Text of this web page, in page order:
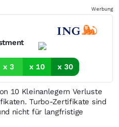
Werbung
x 3 x 10 x 30
10 Kleinanlegern Verluste
Turbo-Zertifikate sind
nicht für langfristige